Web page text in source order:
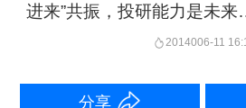
赛获重磅推介。大赛在“
新创业大赛”组委会指
技和经济委员会主办，
进来”共振，投研能力是未来
2014006-11
分享